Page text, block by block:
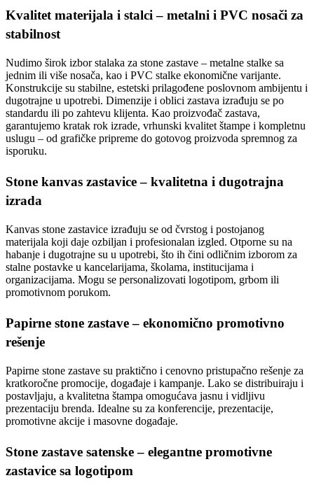
Kvalitet materijala i stalci – metalni i PVC nosači za
stabilnost
Nudimo širok izbor stalaka za stone zastave – metalne stalke sa
jednim ili više nosača, kao i PVC stalke ekonomične varijante.
Konstrukcije su stabilne, estetski prilagođene poslovnom ambijentu i
dugotrajne u upotrebi. Dimenzije i oblici zastava izrađuju se po
standardu ili po zahtevu klijenta. Kao proizvođač zastava,
garantujemo kratak rok izrade, vrhunski kvalitet štampe i kompletnu
uslugu – od grafičke pripreme do gotovog proizvoda spremnog za
isporuku.
Stone kanvas zastavice – kvalitetna i dugotrajna
izrada
Kanvas stone zastavice izrađuju se od čvrstog i postojanog
materijala koji daje ozbiljan i profesionalan izgled. Otporne su na
habanje i dugotrajne su u upotrebi, što ih čini odličnim izborom za
stalne postavke u kancelarijama, školama, institucijama i
organizacijama. Mogu se personalizovati logotipom, grbom ili
promotivnom porukom.
Papirne stone zastave – ekonomično promotivno
rešenje
Papirne stone zastave su praktično i cenovno pristupačno rešenje za
kratkoročne promocije, događaje i kampanje. Lako se distribuiraju i
postavljaju, a kvalitetna štampa omogućava jasnu i vidljivu
prezentaciju brenda. Idealne su za konferencije, prezentacije,
promotivne akcije i masovne događaje.
Stone zastave satenske – elegantne promotivne
zastavice sa logotipom